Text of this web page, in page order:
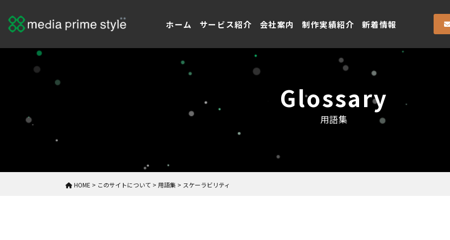
ホーム サービス紹介 会社案内 制作実績紹介 新着情報
Glossary
用語集
HOME > このサイトについて > 用語集 > スケーラビリティ